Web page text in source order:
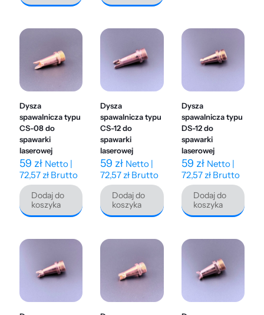
Dysza
spawalnicza typu
CS-08 do
spawarki
laserowej
59 zł Netto |
72,57zł Brutto
Dodaj do
koszyka
Dysza
spawalnicza typu
CS-12 do
spawarki
laserowej
59 zł Netto |
72,57zł Brutto
Dodaj do
koszyka
Dysza
spawalnicza typu
DS-12 do
spawarki
laserowej
59 zł Netto |
72,57złBrutto
Dodaj do
koszyka